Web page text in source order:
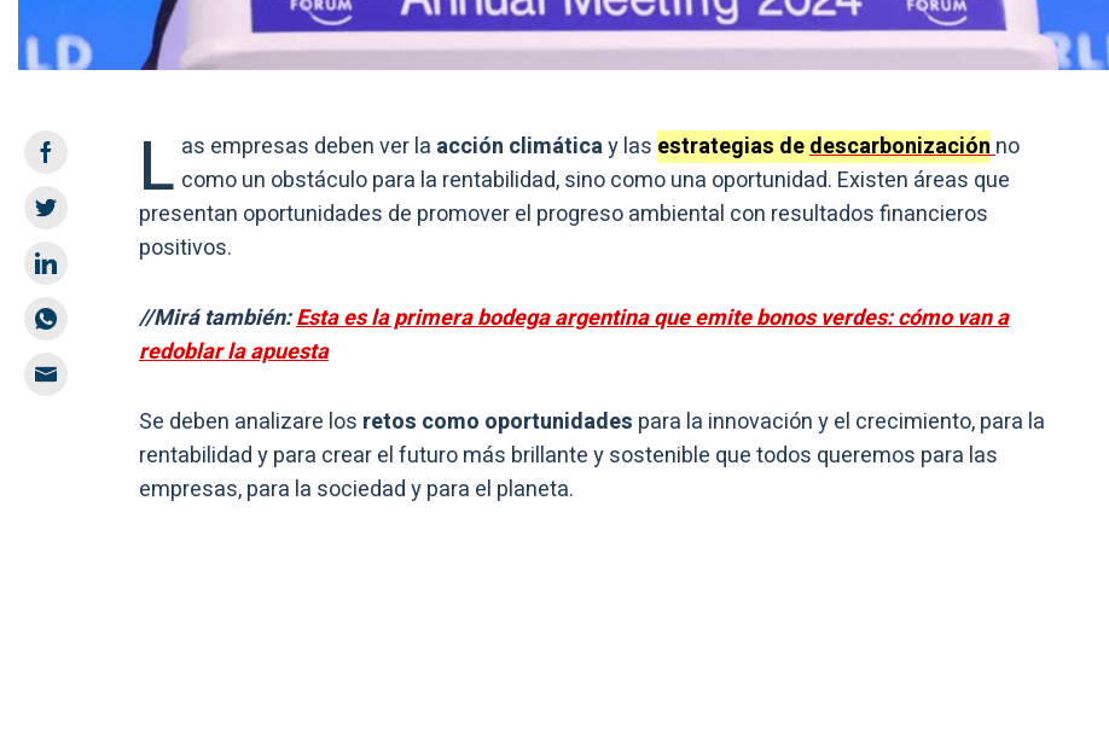
L as empresas deben ver la acción climáticay las estrategias dedescarbonizaciónno
como un obstáculo para la rentabilidad, sino como una oportunidad. Existen áreas que
presentan oportunidades de promover el progreso ambiental con resultados financieros
positivos.
//Mirá también:Esta es la primera bodega argentina que emite bonos verdes: cómo van a
redoblar la apuesta
Se deben analizare los retos como oportunidades para la innovación y el crecimiento, para la
rentabilidad y para crear el futuro más brillante y sostenible que todos queremos para las
empresas, para la sociedad y para el planeta.